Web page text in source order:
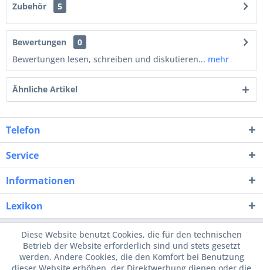
Zubehör 5
Bewertungen
0
Bewertungen lesen, schreiben und diskutieren... mehr
Ähnliche Artikel
Telefon
Service
Informationen
Lexikon
Diese Website benutzt Cookies, die für den technischen
Betrieb der Website erforderlich sind und stets gesetzt
werden. Andere Cookies, die den Komfort bei Benutzung